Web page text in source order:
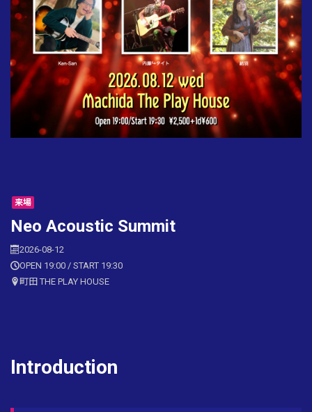
来場
Neo Acoustic Summit
2026-08-12
OPEN 19:00 / START 19:30
町田 THE PLAY HOUSE
Introduction